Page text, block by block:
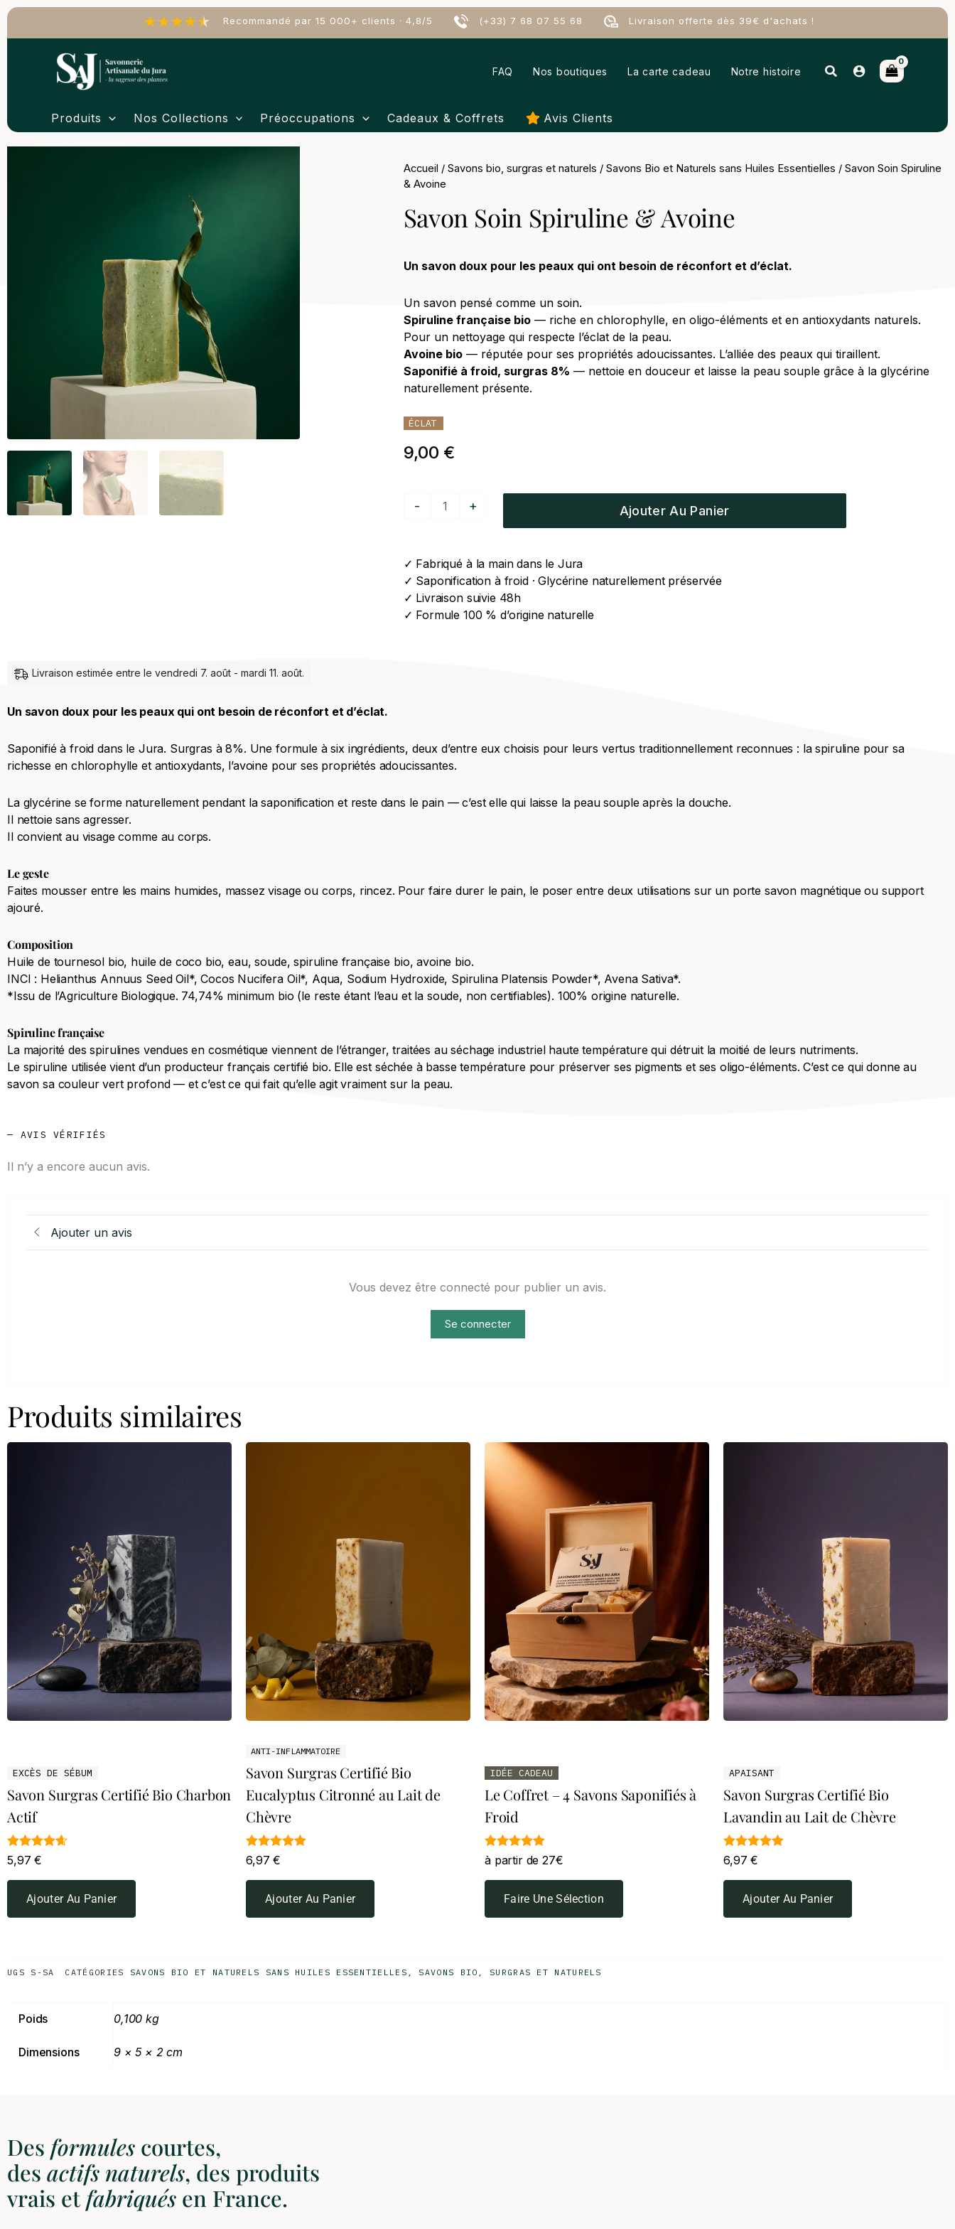
Aller
contenu
Recommandé par 15 000+ clients · 4,8/5 (+33) 7 68 07 55 68 Livraison offerte dès 39€ d'achats !
FAQ Nos boutiques La carte cadeau Notre histoire Rechercher
Produits Nos Collections Préoccupations Cadeaux & Coffrets Avis Clients
Accueil / Savons bio, surgras et naturels / Savons Bio et Naturels sans Huiles Essentielles / Savon Soin Spiruline
& Avoine
Savon Soin Spiruline & Avoine
Un savon doux pour les peaux qui ont besoin de réconfort et d’éclat.
Un savon pensé comme un soin.
Spiruline française bio— riche en chlorophylle, en oligo-éléments et en antioxydants naturels.
Pour un nettoyage qui respecte l’éclat de la peau.
Avoine bio— réputée pour ses propriétés adoucissantes. L’alliée des peaux qui tiraillent.
Saponifié à froid, surgras 8% — nettoie en douceur et laisse la peau souple grâce à la glycérine
naturellement présente.
ÉCLAT
9,00 €
-
quantité
Spiruline
&
Avoine
+ Ajouter Au Panier
✓ Fabriqué à la main dans le Jura
✓ Saponification à froid · Glycérine naturellement préservée
✓ Livraison suivie 48h
✓ Formule 100 % d’origine naturelle
Livraison estimée entre le vendredi 7. août - mardi 11. août.
Un savon doux pour les peaux qui ont besoin de réconfort et d’éclat.
Saponifié à froid dans le Jura. Surgras à 8%. Une formule à six ingrédients, deux d’entre eux choisis pour leurs vertus traditionnellement reconnues : la spiruline pour sa
richesse en chlorophylle et antioxydants, l’avoine pour ses propriétés adoucissantes.
La glycérine se forme naturellement pendant la saponification et reste dans le pain — c’est elle qui laisse la peau souple après la douche.
Il nettoie sans agresser.
Il convient au visage comme au corps.
Le geste
Faites mousser entre les mains humides, massez visage ou corps, rincez. Pour faire durer le pain, le poser entre deux utilisations sur un porte savon magnétique ou support
ajouré.
Composition
Huile de tournesol bio, huile de coco bio, eau, soude, spiruline française bio, avoine bio.
INCI : Helianthus Annuus Seed Oil*, Cocos Nucifera Oil*, Aqua, Sodium Hydroxide, Spirulina Platensis Powder*, Avena Sativa*.
*Issu de l’Agriculture Biologique. 74,74% minimum bio (le reste étant l’eau et la soude, non certifiables). 100% origine naturelle.
Spiruline française
La majorité des spirulines vendues en cosmétique viennent de l’étranger, traitées au séchage industriel haute température qui détruit la moitié de leurs nutriments.
Le spiruline utilisée vient d’un producteur français certifié bio. Elle est séchée à basse température pour préserver ses pigments et ses oligo-éléments. C’est ce qui donne au
savon sa couleur vert profond — et c’est ce qui fait qu’elle agit vraiment sur la peau.
— AVIS VÉRIFIÉS
Il n’y a encore aucun avis.
Ajouter un avis
Vous devez être connecté pour publier un avis.
Se connecter
Produits similaires
EXCÈS DE SÉBUM
Savon Surgras Certifié Bio Charbon
Actif
Note
4.60
sur 5
5,97€
Ajouter Au Panier
ANTI-INFLAMMATOIRE
Savon Surgras Certifié Bio
Eucalyptus Citronné au Lait de
Chèvre
Note
4.89
sur 5
6,97€
Ajouter Au Panier
IDÉE CADEAU
Le Coffret – 4 Savons Saponifiés à
Froid
Note
4.90
sur 5
à partir de 27€
Faire Une Sélection
APAISANT
Savon Surgras Certifié Bio
Lavandin au Lait de Chèvre
Note
4.91
sur 5
6,97€
Ajouter Au Panier
UGS S-SA CATÉGORIES SAVONS BIO ET NATURELS SANS HUILES ESSENTIELLES SAVONS BIO, SURGRAS ET NATURELS
Poids 0,100 kg
Dimensions 9 × 5 × 2 cm
Des formules courtes,
des actifs naturels, des produits
vrais et fabriqués en France.